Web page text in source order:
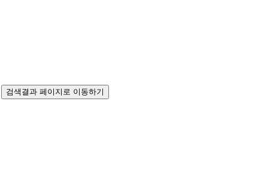
검색결과 페이지로 이동하기